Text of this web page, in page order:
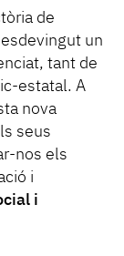
de
un
tant de
estatal. A
nova
seus
nos els
i
i